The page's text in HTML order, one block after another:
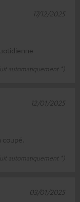
automatiquement *)
17/12/2025
automatiquement *)
12/01/2025
03/01/2025